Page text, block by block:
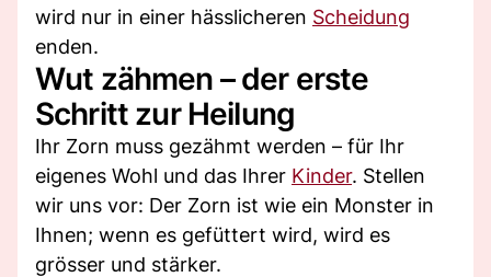
wird nur in einer hässlicheren Scheidung
enden.
Wut zähmen – der erste
Schritt zur Heilung
Ihr Zorn muss gezähmt werden – für Ihr
eigenes Wohl und das Ihrer Kinder. Stellen
wir uns vor: Der Zorn ist wie ein Monster in
Ihnen; wenn es gefüttert wird, wird es
grösser und stärker.